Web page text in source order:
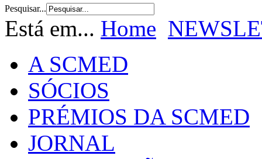
Pesquisar...
Está em... Home
A SCMED
SÓCIOS
PRÉMIOS DA SCMED
JORNAL